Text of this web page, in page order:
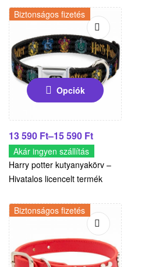
Biztonságos fizetés
Opciók
13 590 Ft–15 590 Ft
Akár ingyen szállítás
Harry potter kutyanyakörv –
Hivatalos licencelt termék
-26%
Biztonságos fizetés